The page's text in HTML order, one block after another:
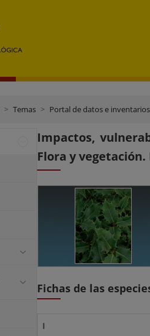
Temas Portal de datos e inventarios
Impactos,
Flora y vegetación.
Fichas de las
I